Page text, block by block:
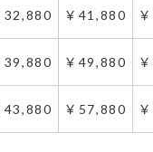
32,880 ￥41,880
39,880 ￥49,880
43,880 ￥57,880